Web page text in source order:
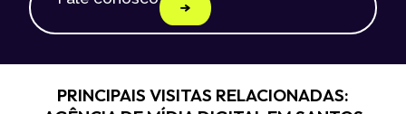
PRINCIPAIS VISITAS RELACIONADAS: